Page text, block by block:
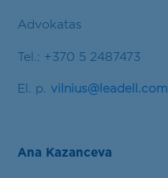
Advokatas
Tel.: +370 5 2487473
El. p. vilnius@leadell.com
Ana Kazanceva